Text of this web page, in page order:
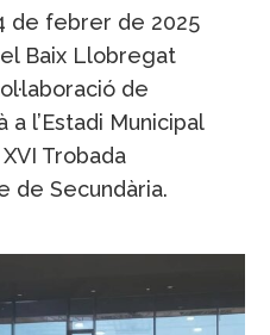
de febrer de 2025
Baix Llobregat
de
a l’Estadi Municipal
Trobada
de Secundària.